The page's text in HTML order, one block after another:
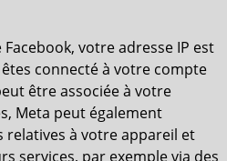
Facebook, votre adresse IP est
connecté à votre compte
être associée à votre
Meta peut également
à votre appareil et
services, par exemple via des